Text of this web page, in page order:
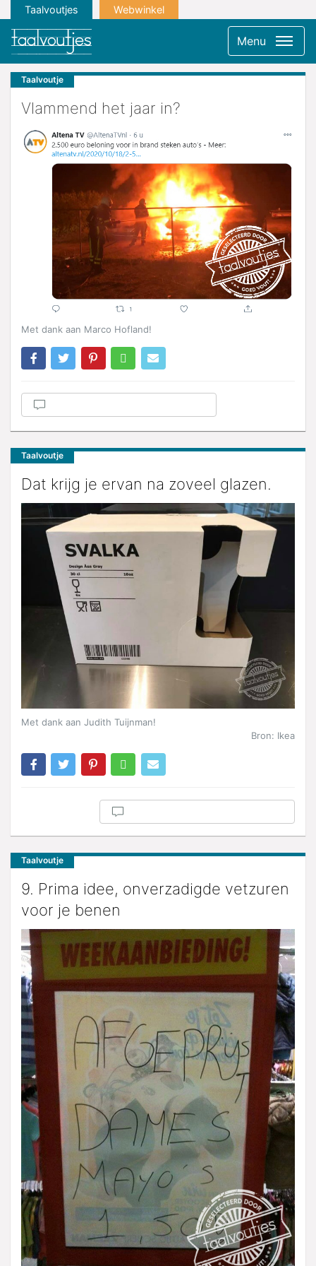
Taalvoutjes Webwinkel
Menu
Taalvoutje
Vlammend het jaar in?
Met dank aan Marco Hofland!
Taalvoutje
Dat krijg je ervan na zoveel glazen.
Met dank aan Judith Tuijnman!
Bron: Ikea
Taalvoutje
9. Prima idee, onverzadigde vetzuren
voor je benen